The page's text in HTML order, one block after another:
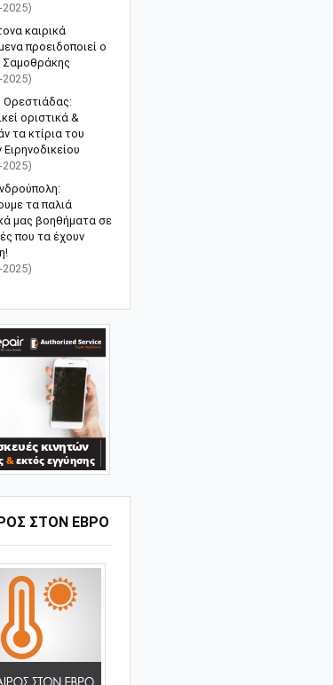
2025)
καιρικά
προειδοποιεί ο
Σαμοθράκης
2025)
Ορεστιάδας:
οριστικά &
τα κτίρια του
2025)
τα παλιά
μας βοηθήματα σε
που τα έχουν
2025)
ΣΤΟΝ ΕΒΡΟ